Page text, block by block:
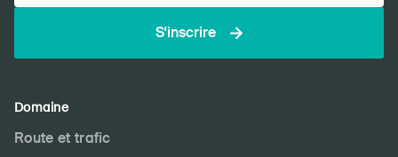
S'inscrire
Domaine
Route et trafic